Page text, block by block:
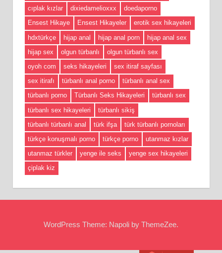
cıplak kızlar
dixiedamelioxxx
doedaporno
Ensest Hikaye
Ensest Hikayeler
erotik sex hikayeleri
hdxtürkçe
hijap anal hijap anal porn
hijap anal sex
hijap sex
olgun türbanlı
olgun türbanlı sex
oyoh com
seks hikayeleri
sex itiraf sayfası
sex itirafı
türbanlı anal porno
türbanlı anal sex
türbanlı porno
Türbanlı Seks Hikayeleri
türbanlı sex
türbanlı sex hikayeleri
türbanlı sikiş
türbanlı türbanlı anal
türk ifşa
türk türbanlı pornoları
türkçe konuşmalı porno
türkçe porno
utanmaz kızlar
utanmaz türkler
yenge ile seks
yenge sex hikayeleri
çiplak kiz
WordPress Theme: Napoli by ThemeZee.